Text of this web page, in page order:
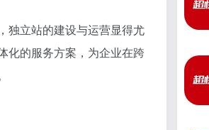
独立站的建设与运营显得尤
化的服务方案，为企业在跨